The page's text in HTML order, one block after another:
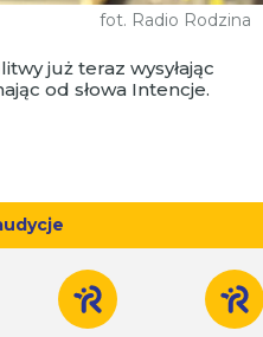
fot. Radio Rodzina
już teraz wysyłając
od słowa Intencje.